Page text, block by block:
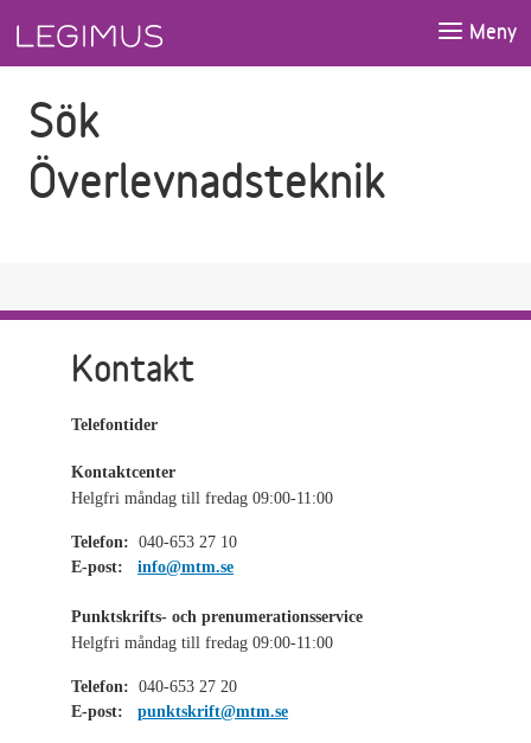
Meny
Sök
Överlevnadsteknik
Kontakt
Telefontider
Kontaktcenter
Helgfri måndag till fredag 09:00-11:00
Telefon: 040-653 27 10
E-post:
info@mtm.se
Punktskrifts- och prenumerationsservice
Helgfri måndag till fredag 09:00-11:00
Telefon: 040-653 27 20
E-post:
punktskrift@mtm.se